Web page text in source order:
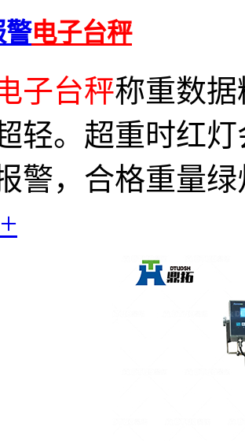
警电子台秤
子台秤称重数
轻。超重时红
警，合格重量